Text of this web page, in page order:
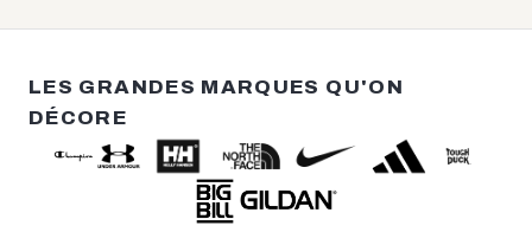
LES GRANDES MARQUES QU'ON
DÉCORE